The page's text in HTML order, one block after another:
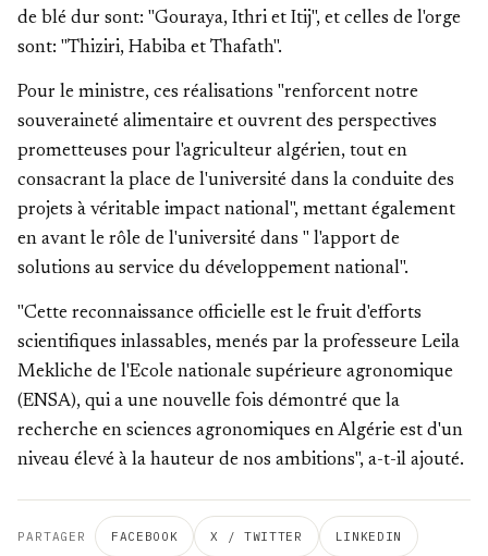
de blé dur sont: "Gouraya, Ithri et Itij", et celles de l'orge
sont: "Thiziri, Habiba et Thafath".
Pour le ministre, ces réalisations "renforcent notre
souveraineté alimentaire et ouvrent des perspectives
prometteuses pour l'agriculteur algérien, tout en
consacrant la place de l'université dans la conduite des
projets à véritable impact national", mettant également
en avant le rôle de l'université dans " l'apport de
solutions au service du développement national".
"Cette reconnaissance officielle est le fruit d'efforts
scientifiques inlassables, menés par la professeure Leila
Mekliche de l'Ecole nationale supérieure agronomique
(ENSA), qui a une nouvelle fois démontré que la
recherche en sciences agronomiques en Algérie est d'un
niveau élevé à la hauteur de nos ambitions", a-t-il ajouté.
PARTAGER FACEBOOK X / TWITTER LINKEDIN